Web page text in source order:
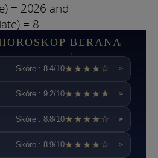
= 2026 and
= 8
BERANA
Skóre : 8.4/10★★★★☆ >
Skóre : 9.2/10★★★★★ >
Skóre : 8.8/10★★★★☆ >
Skóre : 8.9/10★★★★☆ >